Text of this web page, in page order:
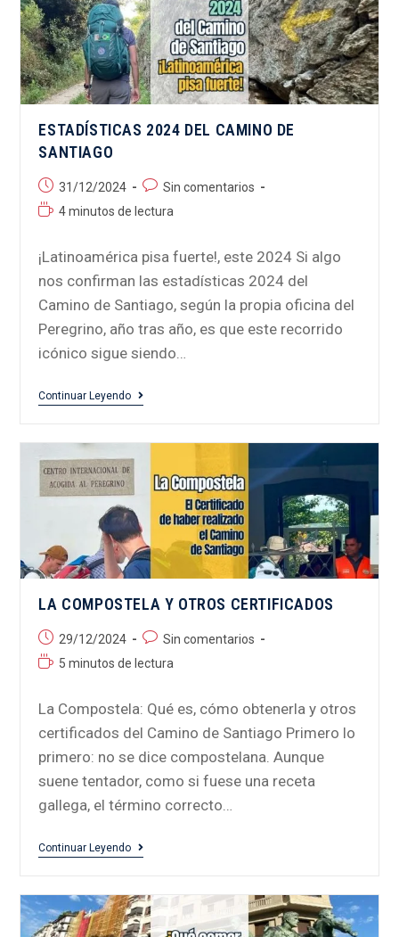
ESTADÍSTICAS 2024 DEL CAMINO DE
SANTIAGO
31/12/2024
Sin comentarios
4 minutos de lectura
¡Latinoamérica pisa fuerte!, este 2024 Si algo
nos confirman las estadísticas 2024 del
Camino de Santiago, según la propia oficina del
Peregrino, año tras año, es que este recorrido
icónico sigue siendo…
Continuar Leyendo
LA COMPOSTELA Y OTROS CERTIFICADOS
29/12/2024
Sin comentarios
5 minutos de lectura
La Compostela: Qué es, cómo obtenerla y otros
certificados del Camino de Santiago Primero lo
primero: no se dice compostelana. Aunque
suene tentador, como si fuese una receta
gallega, el término correcto…
Continuar Leyendo